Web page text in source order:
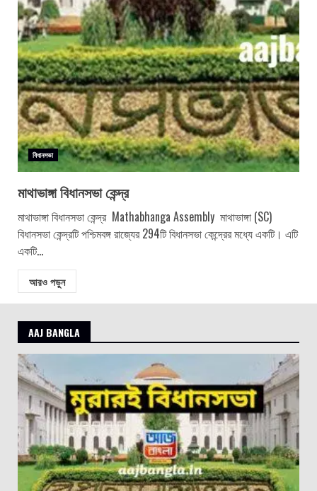
বিধানসভা
মাথাভাঙ্গা বিধানসভা কেন্দ্র
মাথাভাঙ্গা বিধানসভা কেন্দ্র Mathabhanga Assembly মাথাভাঙ্গা (SC)
বিধানসভা কেন্দ্রটি পশ্চিমবঙ্গ রাজ্যের 294টি বিধানসভা কেন্দ্রের মধ্যে একটি। এটি
একটি...
আরও পড়ুন
AAJ BANGLA